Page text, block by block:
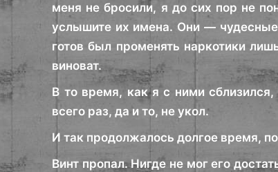
меня не бросили, я до сих пор не
услышите их имена. Они —
готов был променять наркотики
виноват.
В то время, как я с ними
всего раз, да и то, не укол.
И так продолжалось долгое время,
Винт пропал. Нигде не мог его